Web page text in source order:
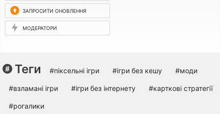
ЗАПРОСИТИ ОНОВЛЕННЯ
МОДЕРАТОРИ
Теги #піксельні ігри #ігри без кешу #моди
#взламані ігри #ігри без інтернету #карткові стратегії
#рогалики